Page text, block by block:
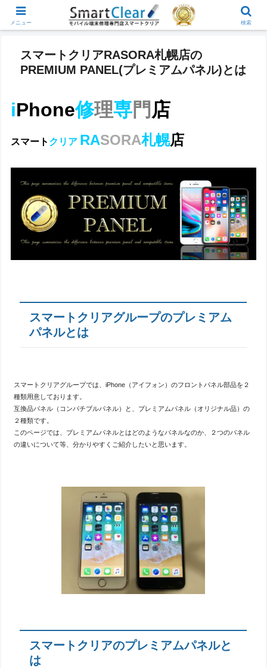
スマートクリアRASORA札幌店の
PREMIUM PANEL(プレミアムパネル)とは
iPhone修理専門 店
スマート クリア RASORA札幌店
スマートクリアグループのプレミアム
パネルとは
スマートクリアグループでは、iPhone（アイフォン）のフロントパネル部品を２
種類用意しております。
互換品パネル（コンパチブルパネル）と、プレミアムパネル（オリジナル品）の
２種類です。
このページでは、プレミアムパネルとはどのようなパネルなのか、２つのパネル
の違いについて等、分かりやすくご紹介したいと思います。
スマートクリアのプレミアムパネルと
は
メニュー 検索